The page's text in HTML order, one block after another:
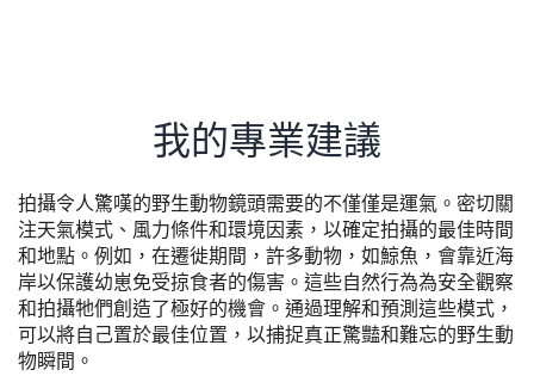
我的專業建議
拍攝令人驚嘆的野生動物鏡頭需要的不僅僅是運氣。密切關
注天氣模式、風力條件和環境因素，以確定拍攝的最佳時間
和地點。例如，在遷徙期間，許多動物，如鯨魚，會靠近海
岸以保護幼崽免受掠食者的傷害。這些自然行為為安全觀察
和拍攝牠們創造了極好的機會。通過理解和預測這些模式，
可以將自己置於最佳位置，以捕捉真正驚豔和難忘的野生動
物瞬間。​